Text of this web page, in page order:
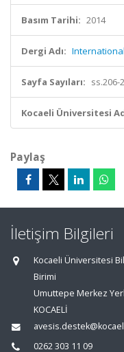
Basım Tarihi: 2014
Dergi Adı:
Sayfa Sayıları: ss.206-
Kocaeli Üniversitesi
Paylaş
İletişim Bilgileri
Kocaeli Üniversitesi
Birimi
Umuttepe Merkez
KOCAELİ
0262 303 11 09